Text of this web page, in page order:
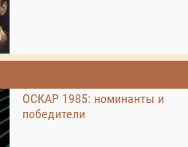
ОСКАР 1985: номинанты и
победители